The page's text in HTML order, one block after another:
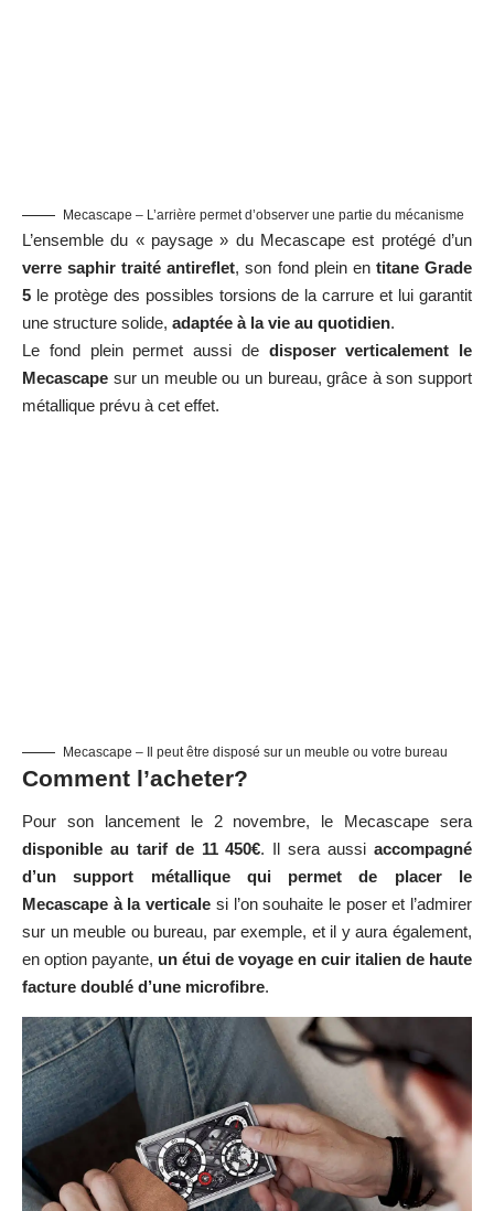
Mecascape – L’arrière permet d’observer une partie du mécanisme
L’ensemble du « paysage » du Mecascape est protégé d’un
verre saphir traité antireflet, son fond plein en titane Grade
5 le protège des possibles torsions de la carrure et lui garantit
une structure solide, adaptée à la vie au quotidien.
Le fond plein permet aussi de disposer verticalement le
Mecascape sur un meuble ou un bureau, grâce à son support
métallique prévu à cet effet.
Mecascape – Il peut être disposé sur un meuble ou votre bureau
Comment l’acheter?
Pour son lancement le 2 novembre, le Mecascape sera
disponible au tarif de 11 450€. Il sera aussiaccompagné
d’un support métallique qui permet de placer le
Mecascape à la verticale si l’on souhaite le poser et l’admirer
sur un meuble ou bureau, par exemple, et il y aura également,
en option payante, un étui de voyage en cuir italien de haute
facture doublé d’une microfibre.